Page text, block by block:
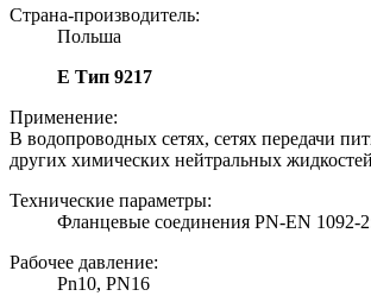
Страна-производитель:
Польша
Е Тип 9217
Применение:
В водопроводных сетях, сетях передачи
других химических нейтральных
Технические параметры:
Фланцевые соединения PN-EN 1092-
Рабочее давление:
Pn10, PN16